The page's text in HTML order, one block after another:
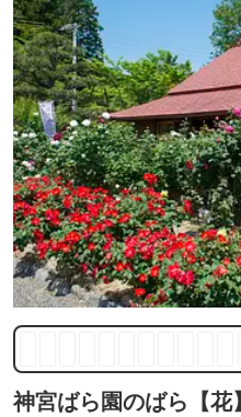
神宮ばら園のばら【花】